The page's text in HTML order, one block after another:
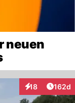
neuen
18
Interaktionen
162d